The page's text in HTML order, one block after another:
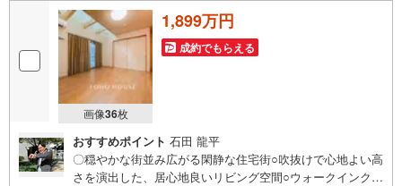
画像36枚
1,899万円
成約でもらえる
おすすめポイント 石田 龍平
〇穏やかな街並み広がる閑静な住宅街○吹抜けで心地よい高
さを演出した、居心地良いリビング空間○ウォークインクロ